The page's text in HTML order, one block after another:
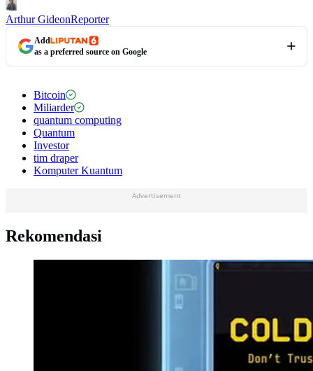
Arthur GideonReporter
Add
as a preferred source on Google
Bitcoin
Miliarder
quantum computing
Quantum
Investor
tim draper
Komputer Kuantum
Advertisement
Rekomendasi